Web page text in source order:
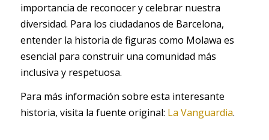
importancia de reconocer y celebrar nuestra
diversidad. Para los ciudadanos de Barcelona,
entender la historia de figuras como Molawa es
esencial para construir una comunidad más
inclusiva y respetuosa.
Para más información sobre esta interesante
historia, visita la fuente original: La Vanguardia.